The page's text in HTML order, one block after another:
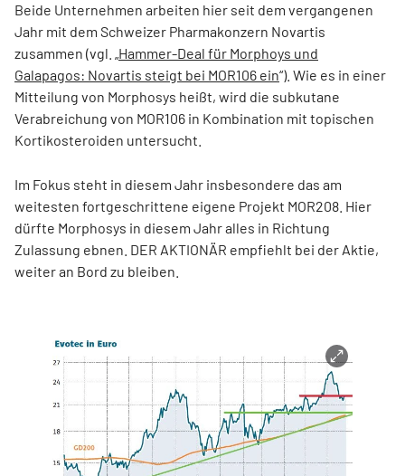
Beide Unternehmen arbeiten hier seit dem vergangenen
Jahr mit dem Schweizer Pharmakonzern Novartis
zusammen (vgl. „Hammer-Deal für Morphoys und
Galapagos: Novartis steigt bei MOR106 ein“). Wie es in einer
Mitteilung von Morphosys heißt, wird die subkutane
Verabreichung von MOR106 in Kombination mit topischen
Kortikosteroiden untersucht.
Im Fokus steht in diesem Jahr insbesondere das am
weitesten fortgeschrittene eigene Projekt MOR208. Hier
dürfte Morphosys in diesem Jahr alles in Richtung
Zulassung ebnen. DER AKTIONÄR empfiehlt bei der Aktie,
weiter an Bord zu bleiben.